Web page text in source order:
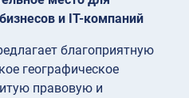
и IT-компаний
благоприятную
географическое
правовую и